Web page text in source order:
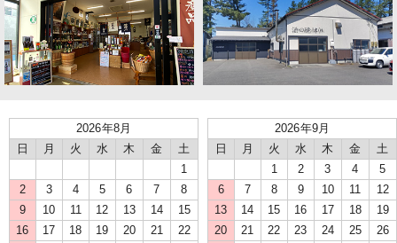
2026年8月
日
月 火 水 木 金
土
1
2
3 4 5 6 7
8
9
10 11 12 13 14
15
16
17 18 19 20 21
22
2026年9月
日
月 火 水 木 金
土
1
2 3 4
5
6
7 8 9 10 11
12
13
14 15 16 17 18
19
20
21 22 23 24 25
26